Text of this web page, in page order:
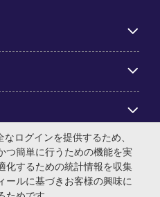
ログインを提供するため、
つ簡単に行うための機能を実
化するための統計情報を収集
ールに基づきお客様の興味に